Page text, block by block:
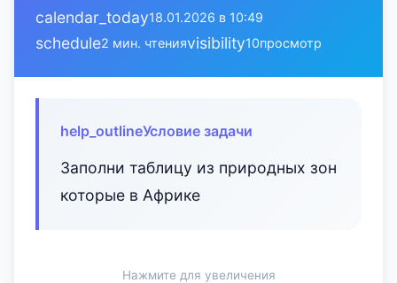
calendar_today18.01.2026 в 10:49
schedule2 мин. чтенияvisibility10просмотр
help_outlineУсловие задачи
Заполни таблицу из природных зон
которые в Африке
Нажмите для увеличения